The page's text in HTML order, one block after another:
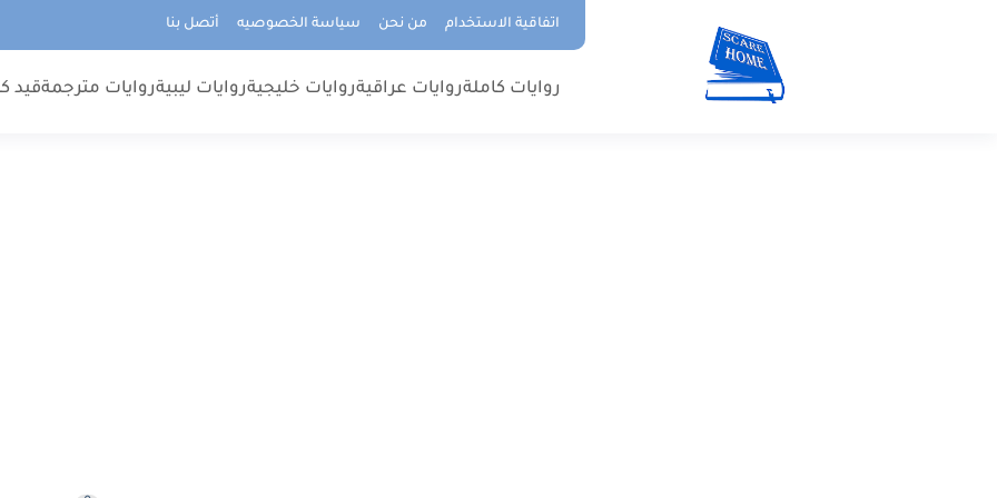
اتفاقية الاستخدام من نحن سياسة الخصوصيه أتصل بنا
روايات كاملةروايات عراقيةروايات خليجيةروايات ليبيةروايات مترجمةقيد